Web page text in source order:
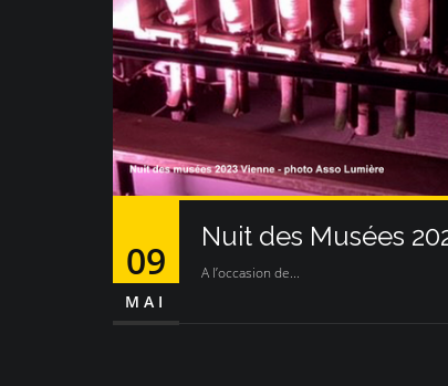
09
MAI
Nuit des Musées
A l’occasion de...